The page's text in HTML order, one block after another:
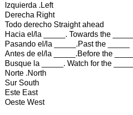
Izquierda .Left
Derecha Right
Todo derecho Straight ahead
Hacia el/la _____. Towards the _____
Pasando el/la _____.Past the _____
Antes de el/la _____.Before the _____
Busque la _____. Watch for the _____
Norte .North
Sur South
Este East
Oeste West